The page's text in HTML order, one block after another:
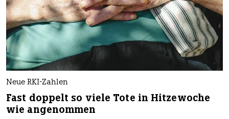
Neue RKI-Zahlen
Fast doppelt so viele Tote in Hitzewoche
wie angenommen